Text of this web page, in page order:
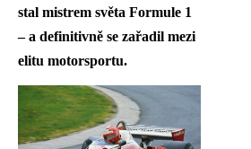
stal mistrem světa Formule 1
– a definitivně se zařadil mezi
elitu motorsportu.